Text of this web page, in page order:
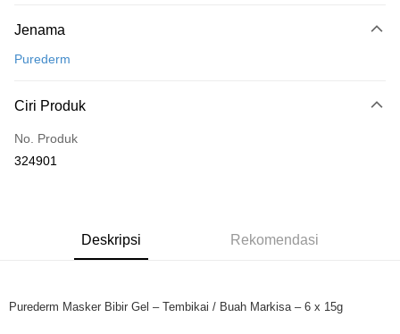
Kad Kredit
Hanya menyokong Maybank, CIMB Bank, Public Bank, RHB Bank, Hong
Boost
Pilihan Penghantaran
Rumah penghantaran
Jenama
Purederm
Ciri Produk
No. Produk
324901
Deskripsi Rekomendasi
Purederm Masker Bibir Gel – Tembikai / Buah Markisa – 6 x 15g